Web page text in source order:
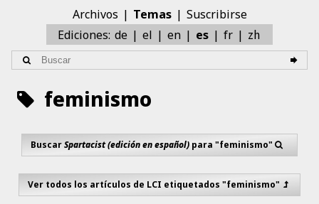
Archivos Temas
Suscribirse
Ediciones: de el en es fr zh
feminismo
BuscarSpartacist (edición en español)para "feminismo"
Ver todos los artículos de LCI etiquetados "feminismo"